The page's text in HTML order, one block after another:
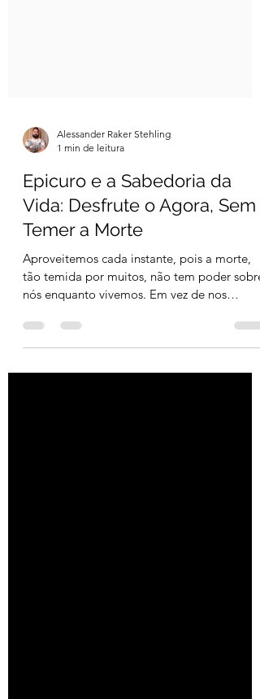
Alessander Raker Stehling
1 min de leitura
Epicuro e a Sabedoria da
Vida: Desfrute o Agora, Sem
Temer a Morte
Aproveitemos cada instante, pois a morte,
tão temida por muitos, não tem poder sobre